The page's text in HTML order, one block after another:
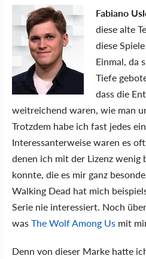
Fabiano
diese alte
diese
Einmal, da
Tiefe
dass die
weitreichend waren, wie man
Trotzdem habe ich fast jedes
Interessanterweise waren es
denen ich mit der Lizenz wenig
konnte, die es mir ganz
Walking Dead hat mich
Serie nie interessiert. Noch
wasThe Wolf Among Us mit
Denn von dieser Marke hatte